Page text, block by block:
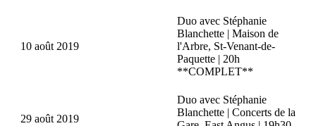
10 août 2019
Duo avec Stéphanie
Blanchette | Maison de
l'Arbre, St-Venant-de-
Paquette | 20h
**COMPLET**
29 août 2019
Duo avec Stéphanie
Blanchette | Concerts de la